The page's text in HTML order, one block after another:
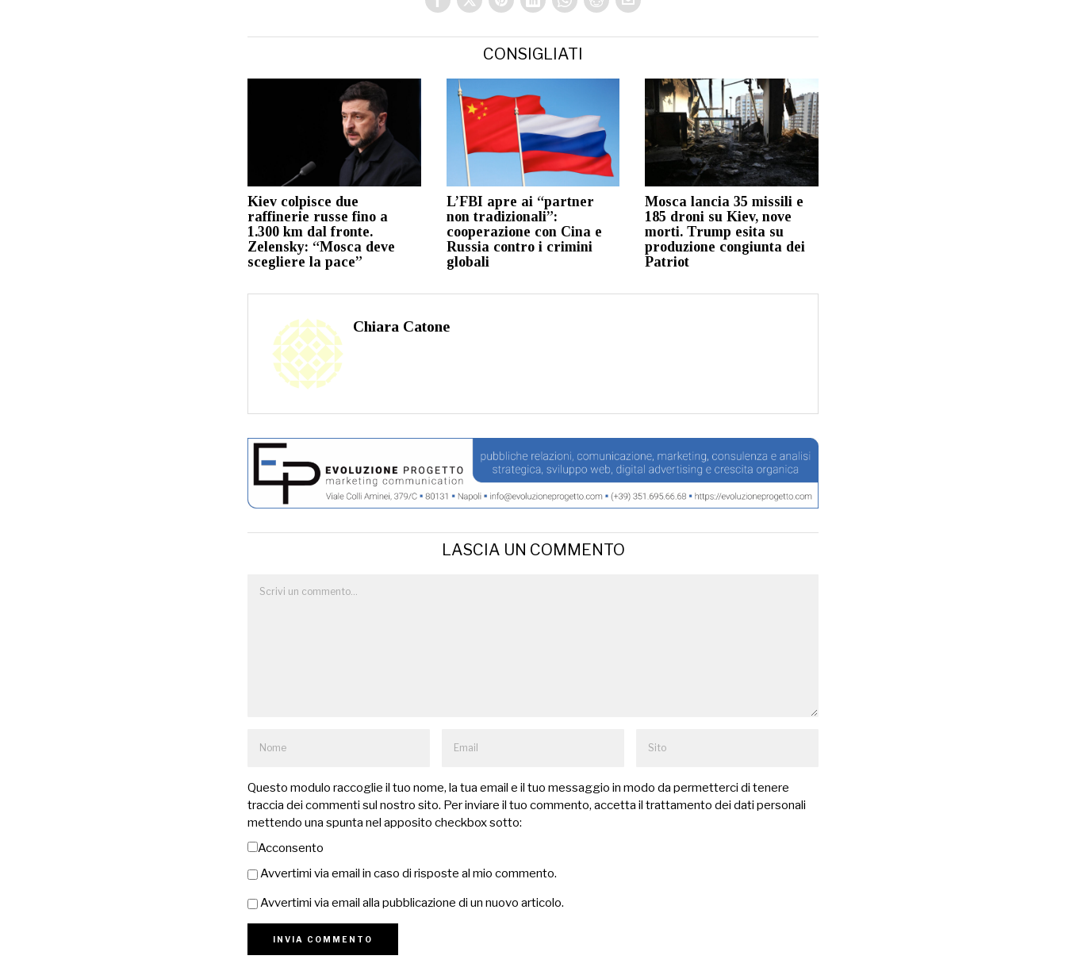
CONSIGLIATI
Kiev colpisce due
raffinerie russe fino a
1.300 km dal fronte.
Zelensky: “Mosca deve
scegliere la pace”
L’FBI apre ai “partner
non tradizionali”:
cooperazione con Cina e
Russia contro i crimini
globali
Mosca lancia 35 missili e
185 droni su Kiev, nove
morti. Trump esita su
produzione congiunta dei
Patriot
Chiara Catone
LASCIA UN COMMENTO
Questo modulo raccoglie il tuo nome, la tua email e il tuo messaggio in modo da permetterci di tenere
traccia dei commenti sul nostro sito. Per inviare il tuo commento, accetta il trattamento dei dati personali
mettendo una spunta nel apposito checkbox sotto:
Acconsento
Avvertimi via email in caso di risposte al mio commento.
Avvertimi via email alla pubblicazione di un nuovo articolo.